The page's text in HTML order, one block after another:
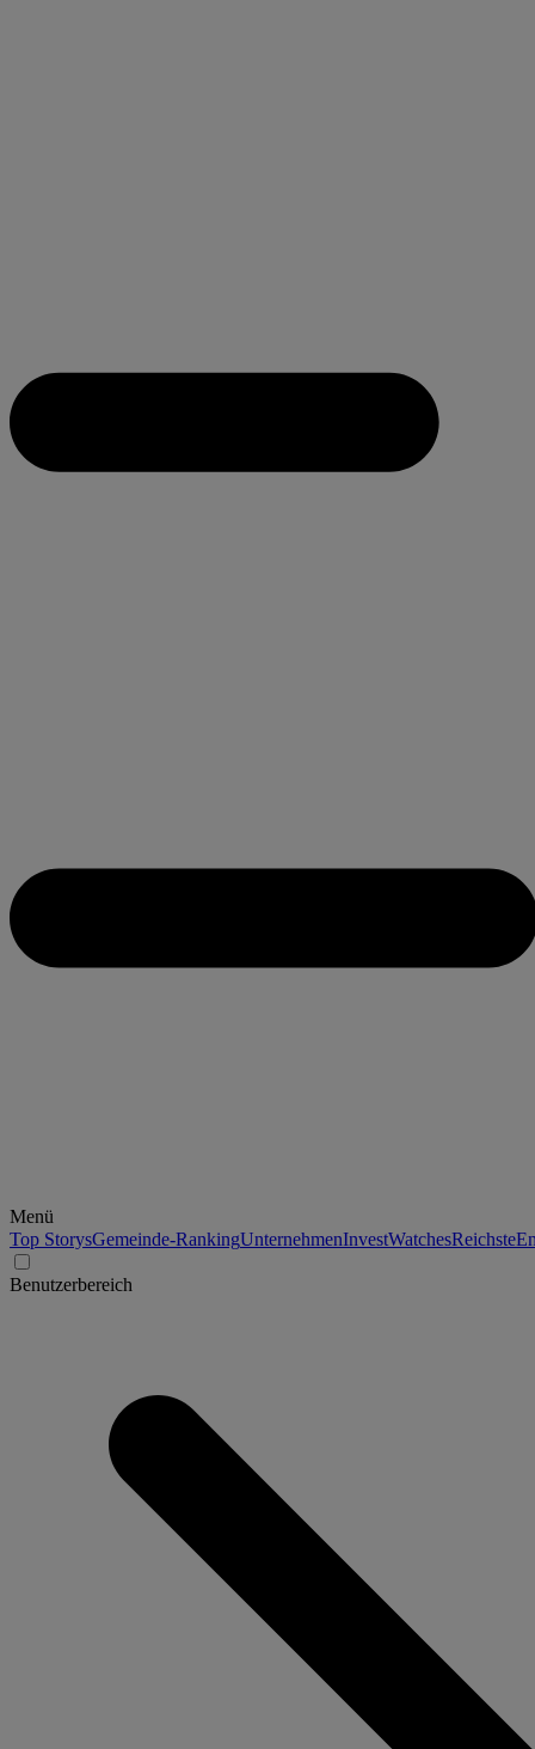
Menü
Top StorysGemeinde-RankingUnternehmenInvestWatchesReichste
Benutzerbereich